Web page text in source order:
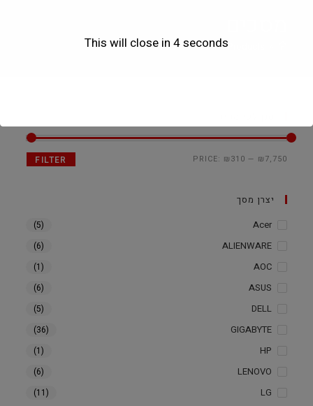
Products
> מסכים > עמוד 4
FILTER PRICE: ₪310 — ₪7,750
יצרן מסך
Acer
(5)
ALIENWARE
(6)
AOC
(1)
ASUS
(6)
DELL
(5)
GIGABYTE
(36)
HP
(1)
LENOVO
(6)
LG
(11)
This will close in 3seconds